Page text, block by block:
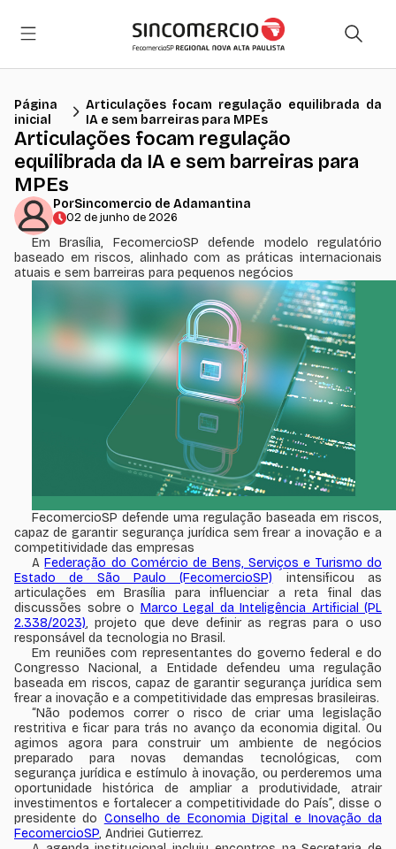
Página
inicial
Articulações focam regulação equilibrada da
IA e sem barreiras para MPEs
Articulações focam regulação
equilibrada da IA e sem barreiras para
MPEs
PorSincomercio de Adamantina
02 de junho de 2026
Em Brasília, FecomercioSP defende modelo regulatório
baseado em riscos, alinhado com as práticas internacionais
atuais e sem barreiras para pequenos negócios
FecomercioSP defende uma regulação baseada em riscos,
capaz de garantir segurança jurídica sem frear a inovação e a
competitividade das empresas
AFederação do Comércio de Bens, Serviços e Turismo do
Estado de São Paulo (FecomercioSP) intensificou as
articulações em Brasília para influenciar a reta final das
discussões sobre o Marco Legal da Inteligência Artificial (PL
2.338/2023), projeto que deve definir as regras para o uso
responsável da tecnologia no Brasil.
Em reuniões com representantes do governo federal e do
Congresso Nacional, a Entidade defendeu uma regulação
baseada em riscos, capaz de garantir segurança jurídica sem
frear a inovação e a competitividade das empresas brasileiras.
“Não podemos correr o risco de criar uma legislação
restritiva e ficar para trás no avanço da economia digital. Ou
agimos agora para construir um ambiente de negócios
preparado para novas demandas tecnológicas, com
segurança jurídica e estímulo à inovação, ou perderemos uma
oportunidade histórica de ampliar a produtividade, atrair
investimentos e fortalecer a competitividade do País”, disse o
presidente do Conselho de Economia Digital e Inovação da
FecomercioSP, Andriei Gutierrez.